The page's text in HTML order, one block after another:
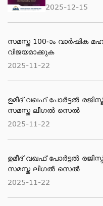
2025-12-15
സമസ്ത 100-ാം വാര്‍ഷിക
വിജയമാക്കുക
2025-11-22
ഉമീദ് വഖഫ് പോർട്ടൽ
സമസ്ത ലീഗൽ സെൽ
2025-11-22
ഉമീദ് വഖഫ് പോർട്ടൽ
സമസ്ത ലീഗൽ സെൽ
2025-11-22